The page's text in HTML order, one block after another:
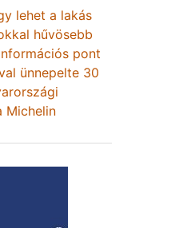
lehet a lakás
hűvösebb
pont
ünnepelte 30
Michelin